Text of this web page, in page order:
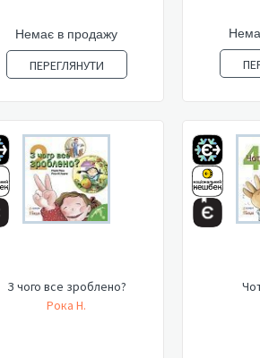
Немає в продажу
ПЕРЕГЛЯНУТИ
З чого все зроблено?
Рока Н.